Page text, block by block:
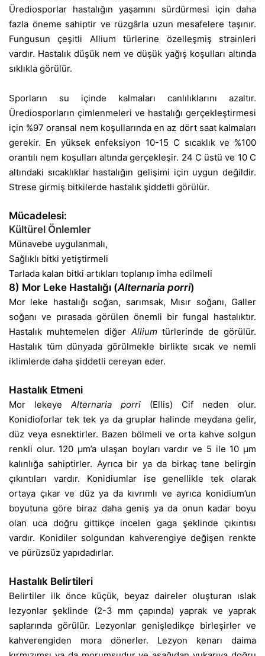
Ürediosporlar hastalığın yaşamını sürdürmesi için daha
fazla öneme sahiptir ve rüzgârla uzun mesafelere taşınır.
Fungusun çeşitli Allium türlerine özelleşmiş strainleri
vardır. Hastalık düşük nem ve düşük yağış koşulları altında
sıklıkla görülür.
Sporların su içinde kalmaları canlılıklarını azaltır.
Ürediosporların çimlenmeleri ve hastalığı gerçekleştirmesi
için %97 oransal nem koşullarında en az dört saat kalmaları
gerekir. En yüksek enfeksiyon 10-15 C sıcaklık ve %100
orantılı nem koşulları altında gerçekleşir. 24 C üstü ve 10 C
altındaki sıcaklıklar hastalığın gelişimi için uygun değildir.
Strese girmiş bitkilerde hastalık şiddetli görülür.
Mücadelesi:
Kültürel Önlemler
Münavebe uygulanmalı,
Sağlıklı bitki yetiştirmeli
Tarlada kalan bitki artıkları toplanıp imha edilmeli
8) Mor Leke Hastalığı (Alternaria porri)
Mor leke hastalığı soğan, sarımsak, Mısır soğanı, Galler
soğanı ve pırasada görülen önemli bir fungal hastalıktır.
Hastalık muhtemelen diğer Alliumtürlerinde de görülür.
Hastalık tüm dünyada görülmekle birlikte sıcak ve nemli
iklimlerde daha şiddetli cereyan eder.
Hastalık Etmeni
Mor lekeye Alternaria porri (Ellis) Cif neden olur.
Konidioforlar tek tek ya da gruplar halinde meydana gelir,
düz veya esnektirler. Bazen bölmeli ve orta kahve solgun
renkli olur. 120 µm’a ulaşan boyları vardır ve 5 ile 10 µm
kalınlığa sahiptirler. Ayrıca bir ya da birkaç tane belirgin
çıkıntıları vardır. Konidiumlar ise genellikle tek olarak
ortaya çıkar ve düz ya da kıvrımlı ve ayrıca konidium’un
boyutuna göre biraz daha geniş ya da onun kadar boyu
olan uca doğru gittikçe incelen gaga şeklinde çıkıntısı
vardır. Konidiler solgundan kahverengiye değişen renkte
ve pürüzsüz yapıdadırlar.
Hastalık Belirtileri
Belirtiler ilk önce küçük, beyaz daireler oluşturan ıslak
lezyonlar şeklinde (2-3 mm çapında) yaprak ve yaprak
saplarında görülür. Lezyonlar genişledikçe birleşirler ve
kahverengiden mora dönerler. Lezyon kenarı daima